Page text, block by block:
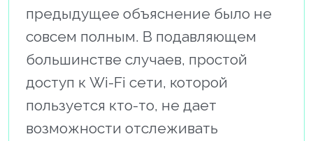
предыдущее объяснение было не
совсем полным. В подавляющем
большинстве случаев, простой
доступ к Wi-Fi сети, которой
пользуется кто-то, не дает
возможности отслеживать